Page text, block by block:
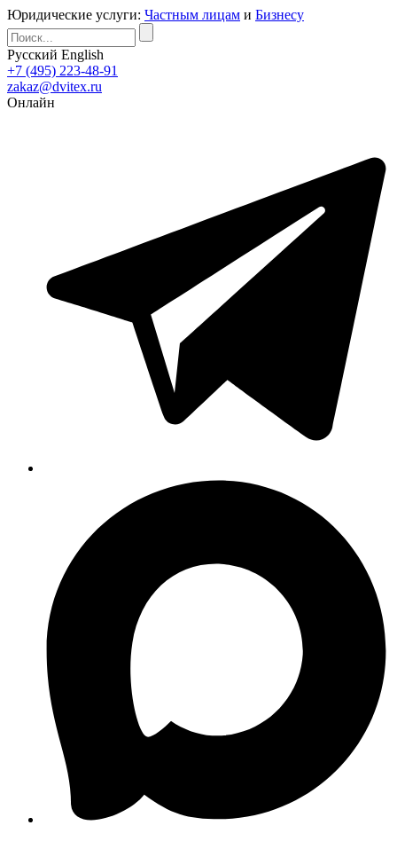
Юридические услуги: Частным лицам и Бизнесу
Русский English
+7 (495) 223-48-91
zakaz@dvitex.ru
Онлайн